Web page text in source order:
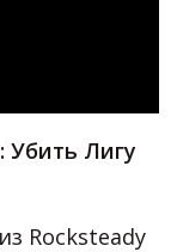
Убить Лигу
Rocksteady